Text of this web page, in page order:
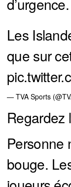
Les
que sur
— TVA Sports
Regardez
Personne
bouge.